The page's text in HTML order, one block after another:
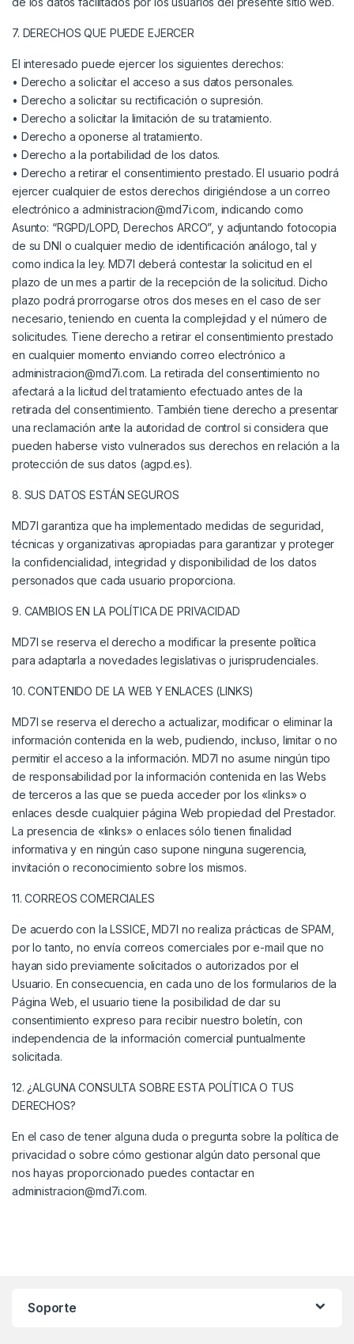
7. DERECHOS QUE PUEDE EJERCER
El interesado puede ejercer los siguientes derechos:
• Derecho a solicitar el acceso a sus datos personales.
• Derecho a solicitar su rectificación o supresión.
• Derecho a solicitar la limitación de su tratamiento.
• Derecho a oponerse al tratamiento.
• Derecho a la portabilidad de los datos.
• Derecho a retirar el consentimiento prestado. El usuario podrá
ejercer cualquier de estos derechos dirigiéndose a un correo
electrónico a administracion@md7i.com, indicando como
Asunto: “RGPD/LOPD, Derechos ARCO”, y adjuntando fotocopia
de su DNI o cualquier medio de identificación análogo, tal y
como indica la ley. MD7I deberá contestar la solicitud en el
plazo de un mes a partir de la recepción de la solicitud. Dicho
plazo podrá prorrogarse otros dos meses en el caso de ser
necesario, teniendo en cuenta la complejidad y el número de
solicitudes. Tiene derecho a retirar el consentimiento prestado
en cualquier momento enviando correo electrónico a
administracion@md7i.com. La retirada del consentimiento no
afectará a la licitud del tratamiento efectuado antes de la
retirada del consentimiento. También tiene derecho a presentar
una reclamación ante la autoridad de control si considera que
pueden haberse visto vulnerados sus derechos en relación a la
protección de sus datos (agpd.es).
8. SUS DATOS ESTÁN SEGUROS
MD7I garantiza que ha implementado medidas de seguridad,
técnicas y organizativas apropiadas para garantizar y proteger
la confidencialidad, integridad y disponibilidad de los datos
personados que cada usuario proporciona.
9. CAMBIOS EN LA POLÍTICA DE PRIVACIDAD
MD7I se reserva el derecho a modificar la presente política
para adaptarla a novedades legislativas o jurisprudenciales.
10. CONTENIDO DE LA WEB Y ENLACES (LINKS)
MD7I se reserva el derecho a actualizar, modificar o eliminar la
información contenida en la web, pudiendo, incluso, limitar o no
permitir el acceso a la información. MD7I no asume ningún tipo
de responsabilidad por la información contenida en las Webs
de terceros a las que se pueda acceder por los «links» o
enlaces desde cualquier página Web propiedad del Prestador.
La presencia de «links» o enlaces sólo tienen finalidad
informativa y en ningún caso supone ninguna sugerencia,
invitación o reconocimiento sobre los mismos.
11. CORREOS COMERCIALES
De acuerdo con la LSSICE, MD7I no realiza prácticas de SPAM,
por lo tanto, no envía correos comerciales por e-mail que no
hayan sido previamente solicitados o autorizados por el
Usuario. En consecuencia, en cada uno de los formularios de la
Página Web, el usuario tiene la posibilidad de dar su
consentimiento expreso para recibir nuestro boletín, con
independencia de la información comercial puntualmente
solicitada.
12. ¿ALGUNA CONSULTA SOBRE ESTA POLÍTICA O TUS
DERECHOS?
En el caso de tener alguna duda o pregunta sobre la política de
privacidad o sobre cómo gestionar algún dato personal que
nos hayas proporcionado puedes contactar en
administracion@md7i.com.
Soporte